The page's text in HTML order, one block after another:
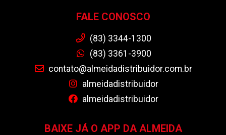
FALE CONOSCO
(83) 3344-1300
(83) 3361-3900
contato@almeidadistribuidor.com.br
almeidadistribuidor
almeidadistribuidor
BAIXE JÁ O APP DA ALMEIDA